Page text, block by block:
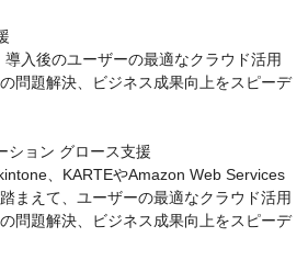
入後のユーザーの最適なクラウド活用
問題解決、ビジネス成果向上をスピーデ
ション グロース支援
、KARTEやAmazon Web Services
まえて、ユーザーの最適なクラウド活用
問題解決、ビジネス成果向上をスピーデ